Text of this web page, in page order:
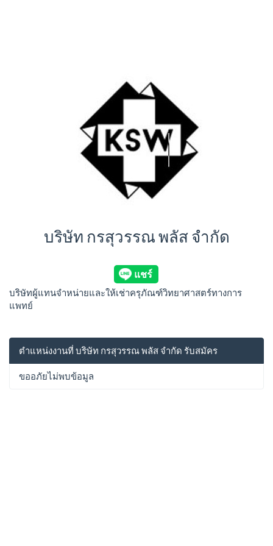
บริษัท กรสุวรรณ พลัส จำกัด
บริษัทผู้แทนจำหน่ายและให้เช่าครุภัณฑ์วิทยาศาสตร์ทางการ
แพทย์
ตำแหน่งงานที่ บริษัท กรสุวรรณ พลัส จำกัด รับสมัคร
ขออภัยไม่พบข้อมูล